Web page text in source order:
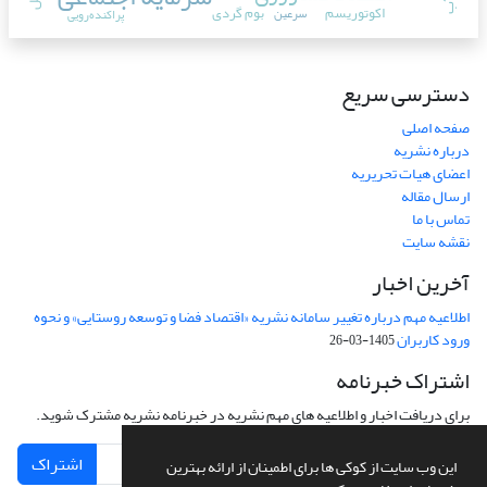
این وب سایت از کوکی ها برای اطمینان از ارائه بهترین
اکوتوریسم بوم گردی پراکنده‌رویی سرعین
دسترسی سریع
صفحه اصلی
درباره نشریه
اعضای هیات تحریریه
ارسال مقاله
تماس با ما
نقشه سایت
آخرین اخبار
اطلاعیه مهم درباره تغییر سامانه نشریه «اقتصاد فضا و توسعه روستایی» و نحوه
ورود کاربران1405-03-26
اشتراک خبرنامه
برای دریافت اخبار و اطلاعیه های مهم نشریه در خبرنامه نشریه مشترک شوید.
اشتراک